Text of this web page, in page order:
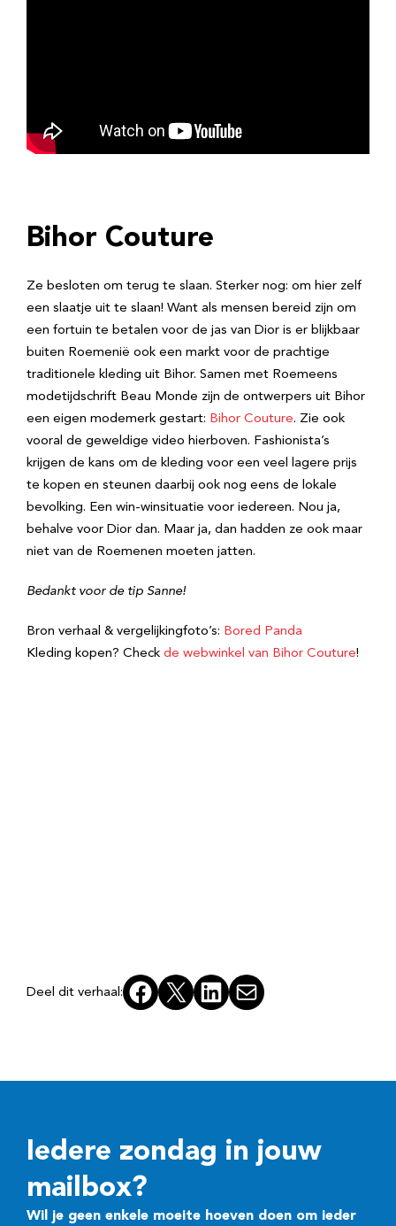
Bihor Couture
Ze besloten om terug te slaan. Sterker nog: om hier zelf
een slaatje uit te slaan! Want als mensen bereid zijn om
een fortuin te betalen voor de jas van Dior is er blijkbaar
buiten Roemenië ook een markt voor de prachtige
traditionele kleding uit Bihor. Samen met Roemeens
modetijdschrift Beau Monde zijn de ontwerpers uit Bihor
een eigen modemerk gestart: Bihor Couture. Zie ook
vooral de geweldige video hierboven. Fashionista’s
krijgen de kans om de kleding voor een veel lagere prijs
te kopen en steunen daarbij ook nog eens de lokale
bevolking. Een win-winsituatie voor iedereen. Nou ja,
behalve voor Dior dan. Maar ja, dan hadden ze ook maar
niet van de Roemenen moeten jatten.
Bedankt voor de tip Sanne!
Bron verhaal & vergelijkingfoto’s: Bored Panda
Kleding kopen? Check de webwinkel van Bihor Couture!
Deel dit verhaal: Facebook
X LinkedInE-mail
Iedere zondag in jouw
mailbox?
Wil je geen enkele moeite hoeven doen om ieder